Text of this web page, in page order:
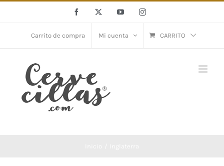
contenido
Facebook YouTubeInstagram
Carrito de compra Mi cuenta CARRITO